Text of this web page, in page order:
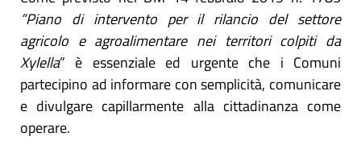
”Piano di intervento per il rilancio del settore
agricolo e agroalimentare nei territori colpiti da
Xylella” è essenziale ed urgente che i Comuni
partecipino ad informare con semplicità, comunicare
e divulgare capillarmente alla cittadinanza come
operare.